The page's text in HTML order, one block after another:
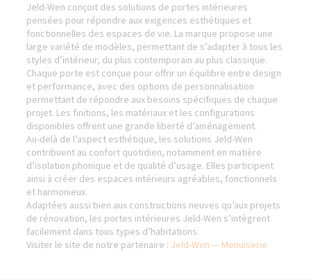
Jeld-Wen conçoit des solutions de portes intérieures
pensées pour répondre aux exigences esthétiques et
fonctionnelles des espaces de vie. La marque propose une
large variété de modèles, permettant de s’adapter à tous les
styles d’intérieur, du plus contemporain au plus classique.
Chaque porte est conçue pour offrir un équilibre entre design
et performance, avec des options de personnalisation
permettant de répondre aux besoins spécifiques de chaque
projet. Les finitions, les matériaux et les configurations
disponibles offrent une grande liberté d’aménagement.
Au-delà de l’aspect esthétique, les solutions Jeld-Wen
contribuent au confort quotidien, notamment en matière
d’isolation phonique et de qualité d’usage. Elles participent
ainsi à créer des espaces intérieurs agréables, fonctionnels
et harmonieux.
Adaptées aussi bien aux constructions neuves qu’aux projets
de rénovation, les portes intérieures Jeld-Wen s’intègrent
facilement dans tous types d’habitations.
Visiter le site de notre partenaire : Jeld-Wen — Menuiserie